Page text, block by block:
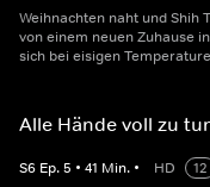
Weihnachten naht und Shih
von einem neuen Zuhause
sich bei eisigen
Alle Hände voll zu
S6 Ep.5 • 41 Min. • HD
12